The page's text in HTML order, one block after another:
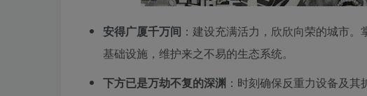
安得广厦千万间 ：建设充满活力，欣欣向荣的城市
基础设施，维护来之不易的生态系统。
下方已是万劫不复的深渊 ：时刻确保反重力设备及